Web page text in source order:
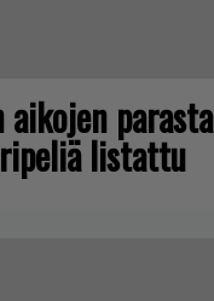
parasta
listattu